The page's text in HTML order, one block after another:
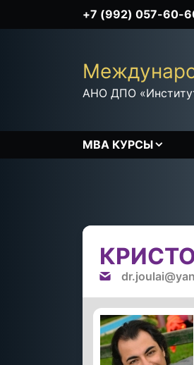
+7 (992) 057-60-
АНО ДПО
MBA КУРСЫf
O